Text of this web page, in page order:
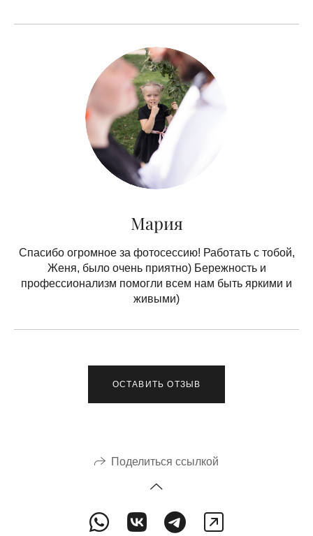
Мария
Спасибо огромное за фотосессию! Работать с тобой,
Женя, было очень приятно) Бережность и
профессионализм помогли всем нам быть яркими и
живыми)
ОСТАВИТЬ ОТЗЫВ
Поделиться ссылкой